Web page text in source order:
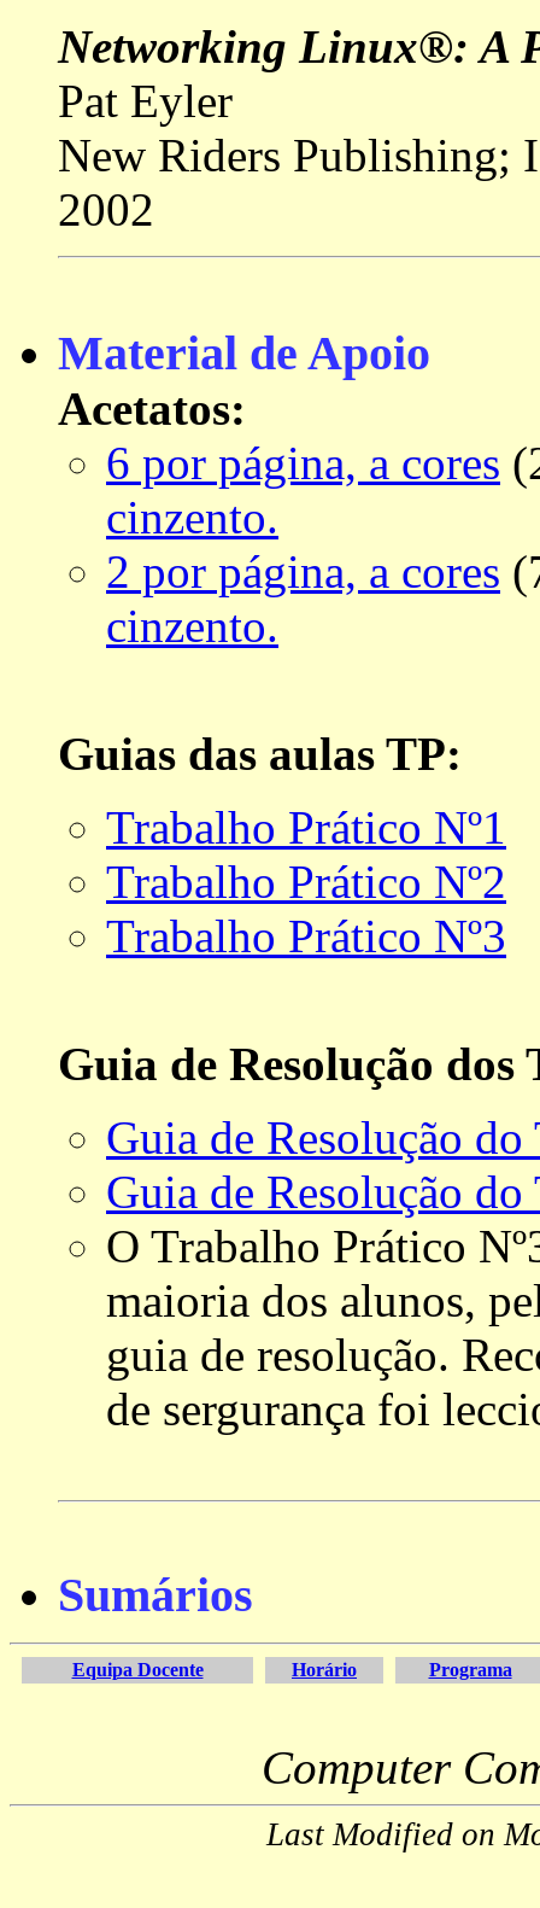
Networking Linux®: A
Pat Eyler
New Riders Publishing;
2002
Material de Apoio
Acetatos:
6 por página, a cores
cinzento.
2 por página, a cores
cinzento.
Guias das aulas TP:
Trabalho Prático Nº1
Trabalho Prático Nº2
Trabalho Prático Nº3
Guia de Resolução dos
Guia de Resolução
Guia de Resolução
O Trabalho Prático
maioria dos alunos,
guia de resolução.
de sergurança foi
Sumários
Equipa Docente Horário Programa
Computer
Last Modified on